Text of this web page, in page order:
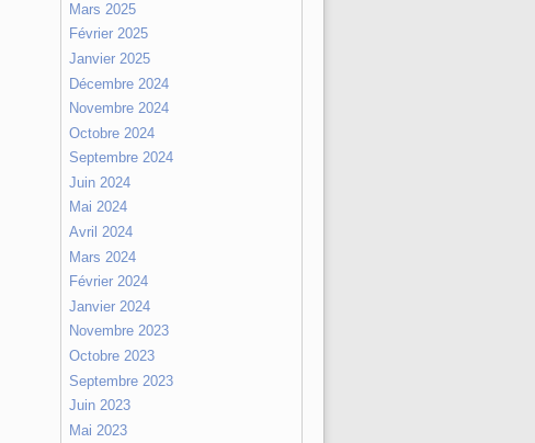
Mars 2025
Février 2025
Janvier 2025
Décembre 2024
Novembre 2024
Octobre 2024
Septembre 2024
Juin 2024
Mai 2024
Avril 2024
Mars 2024
Février 2024
Janvier 2024
Novembre 2023
Octobre 2023
Septembre 2023
Juin 2023
Mai 2023